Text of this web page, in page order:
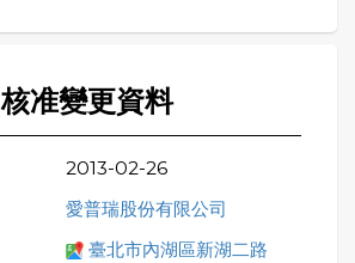
核准變更資料
2013-02-26
愛普瑞股份有限公司
臺北市內湖區新湖二路